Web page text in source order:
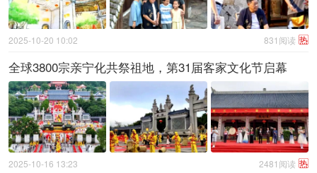
热
831阅读
2025-10-20 10:02
全球3800宗亲宁化共祭祖地，第31届客家文化节启幕
热
2481阅读
2025-10-16 13:23